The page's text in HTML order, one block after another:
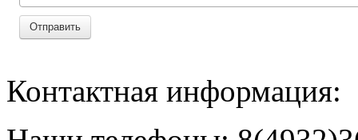
Отправить
Контактная информация: